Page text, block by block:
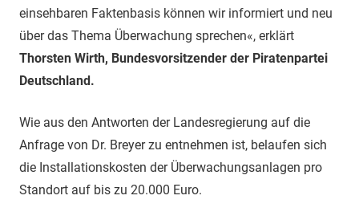
einsehbaren Faktenbasis können wir informiert und neu
über das Thema Überwachung sprechen«, erklärt
Thorsten Wirth, Bundesvorsitzender der Piratenpartei
Deutschland.
Wie aus den Antworten der Landesregierung auf die
Anfrage von Dr. Breyer zu entnehmen ist, belaufen sich
die Installationskosten der Überwachungsanlagen pro
Standort auf bis zu 20.000 Euro.